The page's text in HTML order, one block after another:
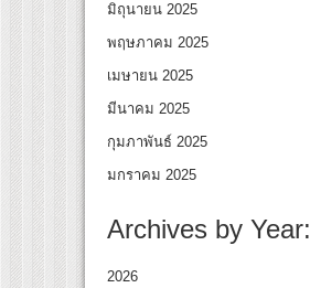
มิถุนายน 2025
พฤษภาคม 2025
เมษายน 2025
มีนาคม 2025
กุมภาพันธ์ 2025
มกราคม 2025
Archives by Year:
2026